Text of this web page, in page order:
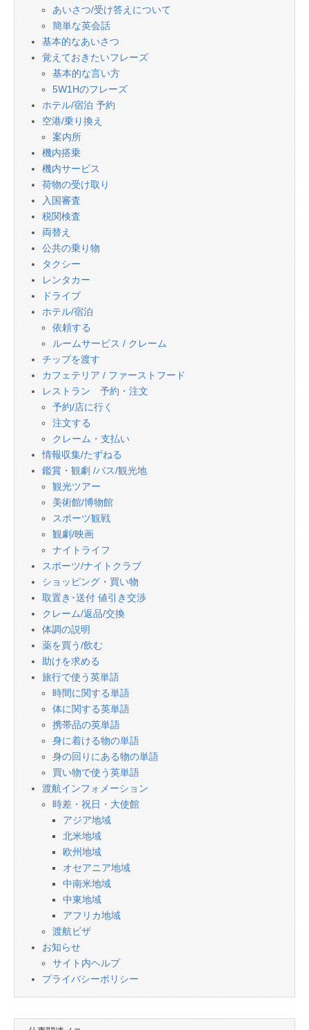
あいさつ/受け答えについて
簡単な英会話
基本的なあいさつ
覚えておきたいフレーズ
基本的な言い方
5W1Hのフレーズ
ホテル/宿泊 予約
空港/乗り換え
案内所
機内搭乗
機内サービス
荷物の受け取り
入国審査
税関検査
両替え
公共の乗り物
タクシー
レンタカー
ドライブ
ホテル/宿泊
依頼する
ルームサービス / クレーム
チップを渡す
カフェテリア / ファーストフード
レストラン 予約・注文
予約/店に行く
注文する
クレーム・支払い
情報収集/たずねる
鑑賞・観劇 /バス/観光地
観光ツアー
美術館/博物館
スポーツ観戦
観劇/映画
ナイトライフ
スポーツ/ナイトクラブ
ショッピング・買い物
取置き･送付 値引き交渉
クレーム/返品/交換
体調の説明
薬を買う/飲む
助けを求める
旅行で使う英単語
時間に関する単語
体に関する英単語
携帯品の英単語
身に着ける物の単語
身の回りにある物の単語
買い物で使う英単語
渡航インフォメーション
時差・祝日・大使館
アジア地域
北米地域
欧州地域
オセアニア地域
中南米地域
中東地域
アフリカ地域
渡航ビザ
お知らせ
サイト内ヘルプ
プライバシーポリシー